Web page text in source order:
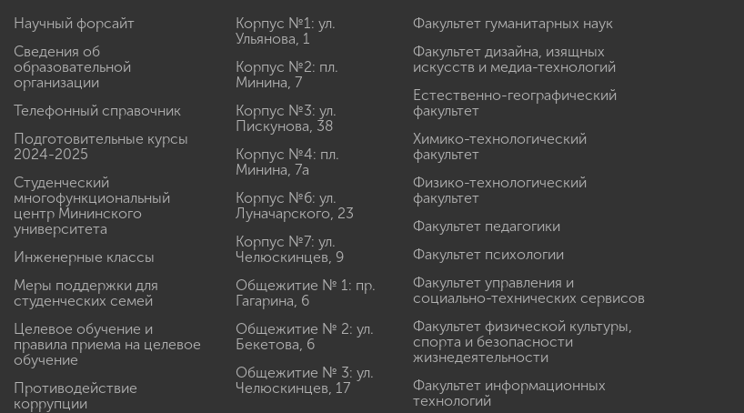
Научный форсайт
Сведения об
образовательной
организации
Телефонный справочник
Подготовительные курсы
2024-2025
Студенческий
многофункциональный
центр Мининского
университета
Инженерные классы
Меры поддержки для
студенческих семей
Целевое обучение и
правила приема на целевое
обучение
Противодействие
коррупции
Корпус №1: ул.
Ульянова, 1
Корпус №2: пл.
Минина, 7
Корпус №3: ул.
Пискунова, 38
Корпус №4: пл.
Минина, 7а
Корпус №6: ул.
Луначарского, 23
Корпус №7: ул.
Челюскинцев, 9
Общежитие № 1: пр.
Гагарина, 6
Общежитие № 2: ул.
Бекетова, 6
Общежитие № 3: ул.
Челюскинцев, 17
Факультет гуманитарных наук
Факультет дизайна, изящных
искусств и медиа-технологий
Естественно-географический
факультет
Химико-технологический
факультет
Физико-технологический
факультет
Факультет педагогики
Факультет психологии
Факультет управления и
социально-технических сервисов
Факультет физической культуры,
спорта и безопасности
жизнедеятельности
Факультет информационных
технологий